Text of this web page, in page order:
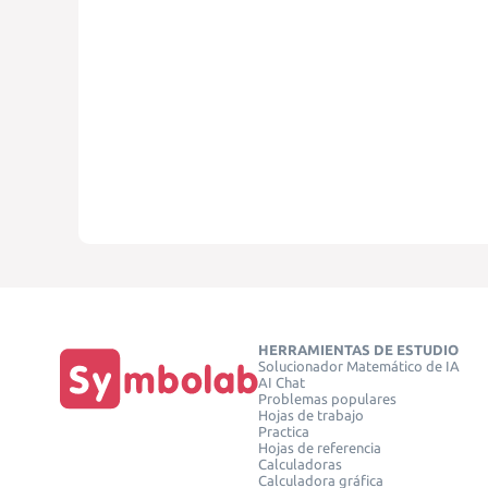
HERRAMIENTAS DE ESTUDIO
Solucionador Matemático de IA
AI Chat
Problemas populares
Hojas de trabajo
Practica
Hojas de referencia
Calculadoras
Calculadora gráfica